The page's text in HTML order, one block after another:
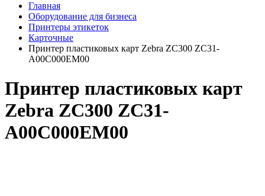
Главная
Оборудование для бизнеса
Принтеры этикеток
Карточные
Принтер пластиковых карт Zebra ZC300 ZC31-
A00C000EM00
Принтер пластиковых карт
Zebra ZC300 ZC31-
A00C000EM00